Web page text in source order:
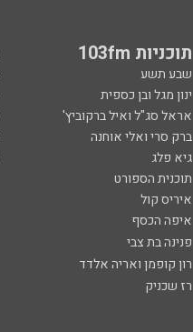
תוכניות 103fm
שבע תשע
ינון מגל ובן כספית
אראל סג"ל ואיל ברקוביץ'
ברק סרי ואלי אוחנה
גיא פלג
תוכנית הספורט
איריס קול
איפה הכסף
פנינה בת צבי
רון קופמן ואריה אלדד
רז שכניק